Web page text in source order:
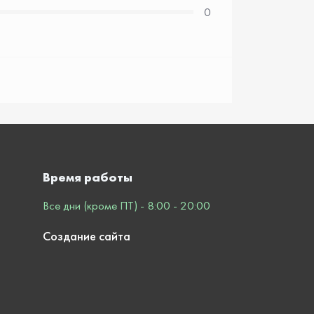
0
Время работы
Все дни (кроме ПТ) - 8:00 - 20:00
Создание сайта